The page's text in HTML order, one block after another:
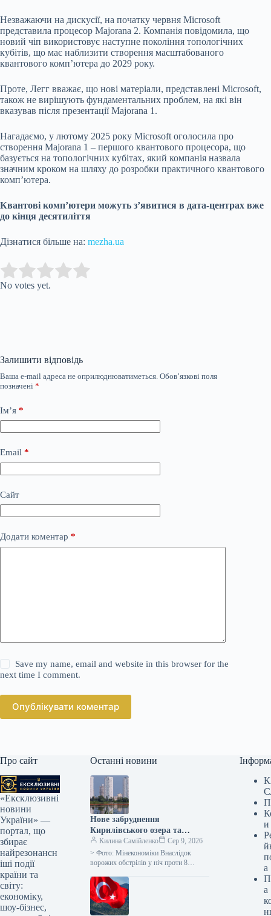
Незважаючи на дискусії, на початку червня Microsoft
представила процесор Majorana 2. Компанія повідомила, що
новий чіп використовує наступне покоління топологічних
кубітів, що має наблизити створення масштабованого
квантового комп’ютера до 2029 року.
Проте, Легг вважає, що нові матеріали, представлені Microsoft,
також не вирішують фундаментальних проблем, на які він
вказував після презентації Majorana 1.
Нагадаємо, у лютому 2025 року Microsoft оголосила про
створення Majorana 1 – першого квантового процесора, що
базується на топологічних кубітах, який компанія назвала
значним кроком на шляху до розробки практичного квантового
комп’ютера.
Квантові комп’ютери можуть з’явитися в дата-центрах вже
до кінця десятиліття
Дізнатися більше на: mezha.ua
Rate this item:
No votes yet.
Залишити відповідь
Ваша e-mail адреса не оприлюднюватиметься. Обов’язкові поля
позначені *
Ім’я *
Email *
Сайт
Додати коментар *
Save my name, email and website in this browser for the
next time I comment.
Опублікувати коментар
Про сайт
«Ексклюзивні
новини
України» —
портал, що
збирає
найрезонансн
іші події
країни та
світу:
економіку,
шоу-бізнес,
Останні новини
Нове забруднення
Кирилівського озера та
Сирецького струмка
нафтопродуктами через атаку
ворога
Килина Самійленко
Сер 9, 2026
> Фото: Мінекономіки Внаслідок
ворожих обстрілів у ніч проти 8
струмку Сирець виявлено чергове…
и
а
а